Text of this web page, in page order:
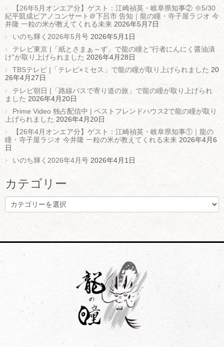
【26年5月オンエア分】ゲスト：江崎禎英・岐阜県知事② ※5/30
紀平凱成ピアノコンサート＠下呂市 告知｜龍の瞳・寺子屋ラジオ 今
井隆 一粒の米が教えてくれる未来 2026年5月7日
いのち輝く2026年5月号 2026年5月1日
テレビ東京 |「紙とさまぁ～ず」で龍の瞳と”行者にんにく醤油漬
け”が取り上げられました 2026年4月28日
TBSテレビ |「テレビ×ミセス」で龍の瞳が取り上げられました 20
26年4月27日
テレビ朝日 |「路線バスで寄り道の旅」で龍の瞳が取り上げられ
ました 2026年4月20日
Prime Video 独占配信中 | ベストフレンドハウス2で龍の瞳が取り
上げられました 2026年4月20日
【26年4月オンエア分】ゲスト：江崎禎英・岐阜県知事①｜龍の
瞳・寺子屋ラジオ 今井隆 一粒の米が教えてくれる未来 2026年4月6
日
いのち輝く2026年4月号 2026年4月1日
カテゴリー
カ
テ